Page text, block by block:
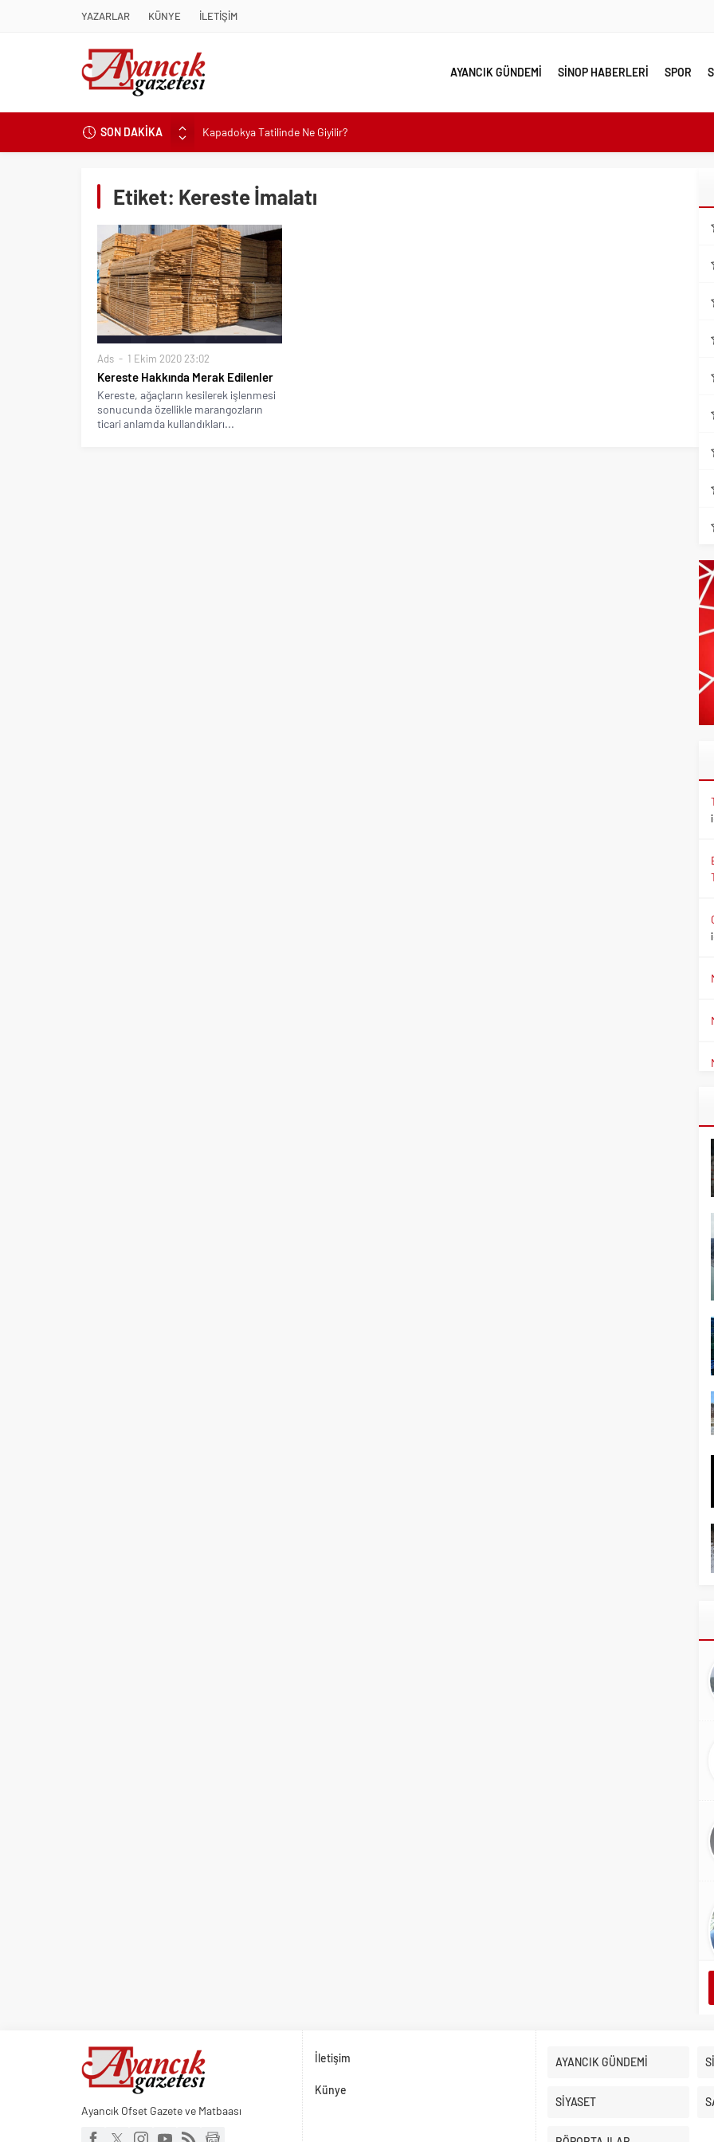
YAZARLAR KÜNYE İLETİŞİM
AYANCIK GÜNDEMİ SİNOP HABERLERİ SPOR
SON DAKİKA
Kapadokya Tatilinde Ne Giyilir?
Büyükakın’dan İzmit’in geleceğine yakın takip
Hastalıktan Ari İşletmelerde Yeni Model Ele Alındı
Kaykay Şampiyonasının Kalbi Osmangazi’de Attı
Didim Belediyesi Üretiyor, Didim Güzelleşiyor
Üsküdar’da Açık Hava Sinema Günleri Nostalji Dolu Klasiklerle Devam Ediyor
Başkan Çerçioğlu’nun Sağlık Yatırımlarından Her Gün Yüzlerce Vatandaş Faydalanıyor
Sinop’ta Denize Girilecek 3 Mükemmel Yer
Maltese Terrier İlk Kez Köpek Sahiplenecekler İçin Uygun mu?
Etiket: Kereste İmalatı
Ads 1 Ekim 2020 23:02
Kereste Hakkında Merak Edilenler
Kereste, ağaçların kesilerek işlenmesi
sonucunda özellikle marangozların
ticari anlamda kullandıkları...
Ayancık Ofset Gazete ve Matbaası
İletişim
Künye
AYANCIK GÜNDEMİ
SİYASET